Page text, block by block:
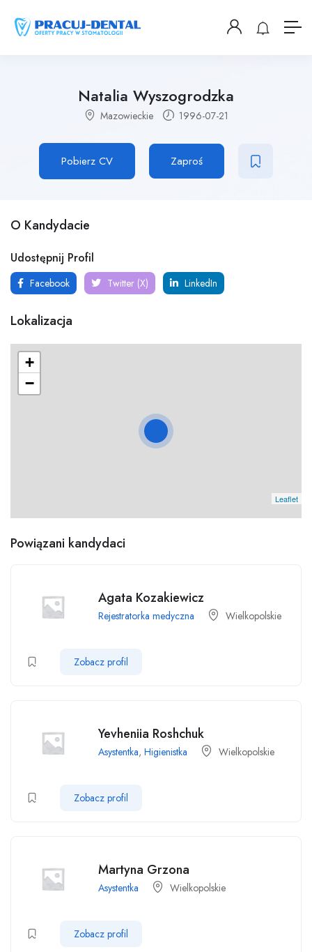
Natalia Wyszogrodzka
Mazowieckie 1996-07-21
Pobierz CV Zaproś
O Kandydacie
Udostępnij Profil
Facebook Twitter (X) LinkedIn
Lokalizacja
+
−
Leaflet
Powiązani kandydaci
Agata Kozakiewicz
Rejestratorka medyczna Wielkopolskie
Zobacz profil
Yevheniia Roshchuk
Asystentka, Higienistka Wielkopolskie
Zobacz profil
Martyna Grzona
Asystentka Wielkopolskie
Zobacz profil